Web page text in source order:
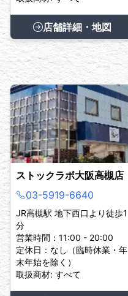
店舗詳細・地図
ストックラボ大阪高槻店
03-5919-6640
JR高槻駅 地下西口より徒歩1
分
営業時間：11:00 - 20:00
定休日：なし（臨時休業・年
末年始を除く）
取扱商材: すべて